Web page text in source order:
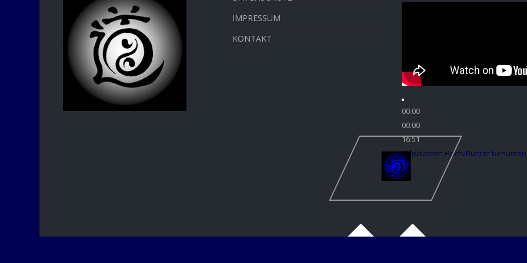
IMPRESSUM
KONTAKT
00:00
00:00
16:51
Pfeiltasten Hoch/Runter